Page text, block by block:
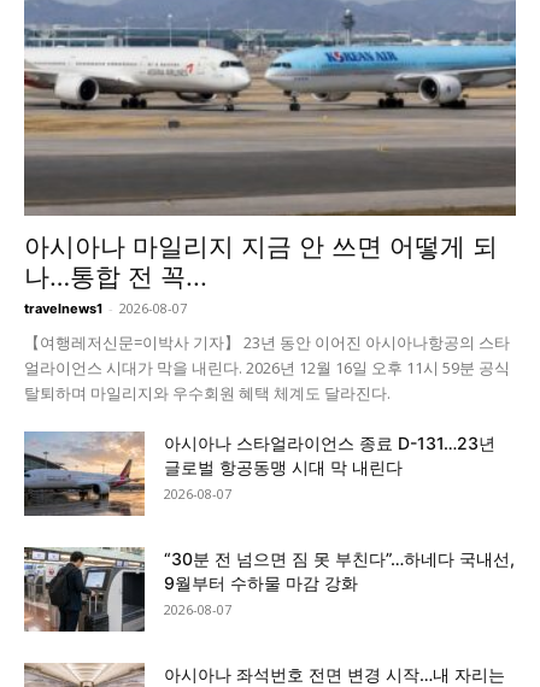
아시아나 마일리지 지금 안 쓰면 어떻게 되
나…통합 전 꼭...
travelnews1 - 2026-08-07
【여행레저신문=이박사 기자】 23년 동안 이어진 아시아나항공의 스타
얼라이언스 시대가 막을 내린다. 2026년 12월 16일 오후 11시 59분 공식
탈퇴하며 마일리지와 우수회원 혜택 체계도 달라진다.
아시아나 스타얼라이언스 종료 D-131…23년
글로벌 항공동맹 시대 막 내린다
2026-08-07
“30분 전 넘으면 짐 못 부친다”…하네다 국내선,
9월부터 수하물 마감 강화
2026-08-07
아시아나 좌석번호 전면 변경 시작…내 자리는